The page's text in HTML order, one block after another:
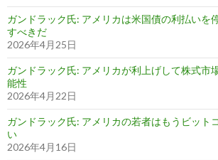
ガンドラック氏: アメリカは米国債の利払いを
すべきだ
2026年4月25日
ガンドラック氏: アメリカが利上げして株式市
能性
2026年4月22日
ガンドラック氏: アメリカの若者はもうビット
い
2026年4月16日